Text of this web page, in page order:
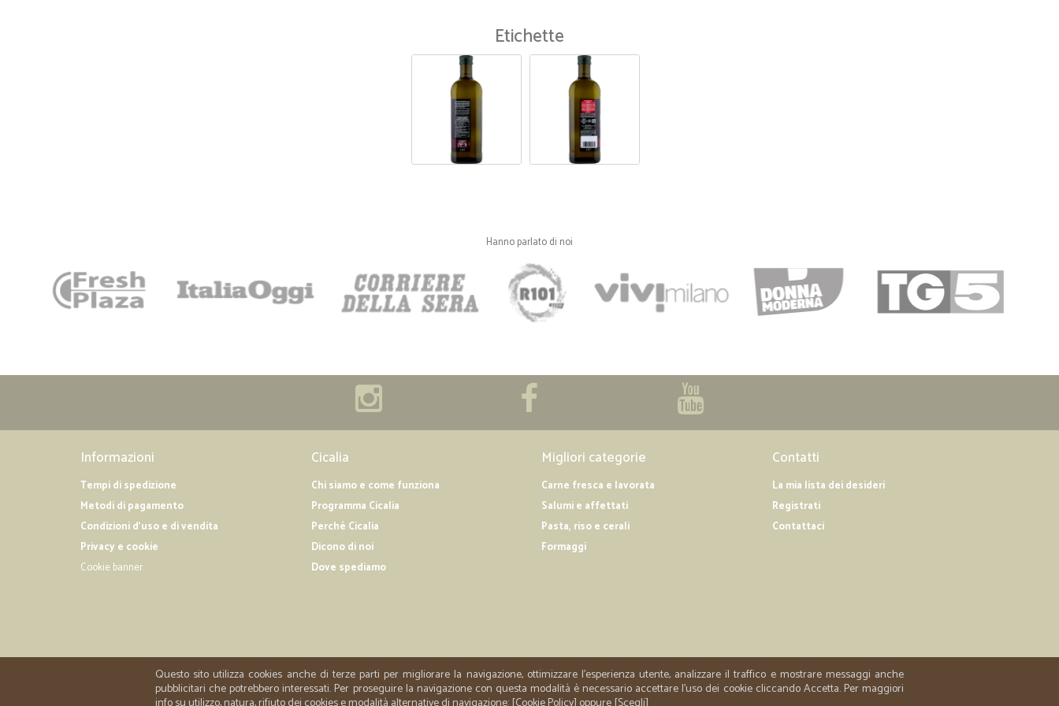
consegna perfetta tempi e prodotto
consegna perfetta tempi e prodotto graditi i cioccolatini in regalo
Prodotto come da ordine e arrivato…
Ottimo nel prezzo e veloci nella consegna.
Etichette
Hanno parlato di noi
Informazioni
Tempi di spedizione
Metodi di pagamento
Condizioni d'uso e di vendita
Privacy e cookie
Cookie banner
Cicalia
Chi siamo e come funziona
Programma Cicalia
Perché Cicalia
Dicono di noi
Dove spediamo
Migliori categorie
Carne fresca e lavorata
Salumi e affettati
Pasta, riso e cerali
Formaggi
Contatti
La mia lista dei desideri
Registrati
Contattaci
Questo sito utilizza cookies anche di terze parti per migliorare la navigazione, ottimizzare l'esperienza utente, analizzare il traffico e mostrare messaggi anche
pubblicitari che potrebbero interessati. Per proseguire la navigazione con questa modalità è necessario accettare l'uso dei cookie cliccando Accetta. Per maggiori